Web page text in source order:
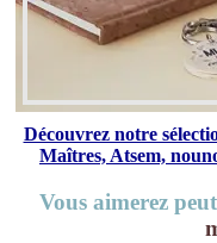
Découvrez notre
Maîtres, Atsem,
Vous aimerez